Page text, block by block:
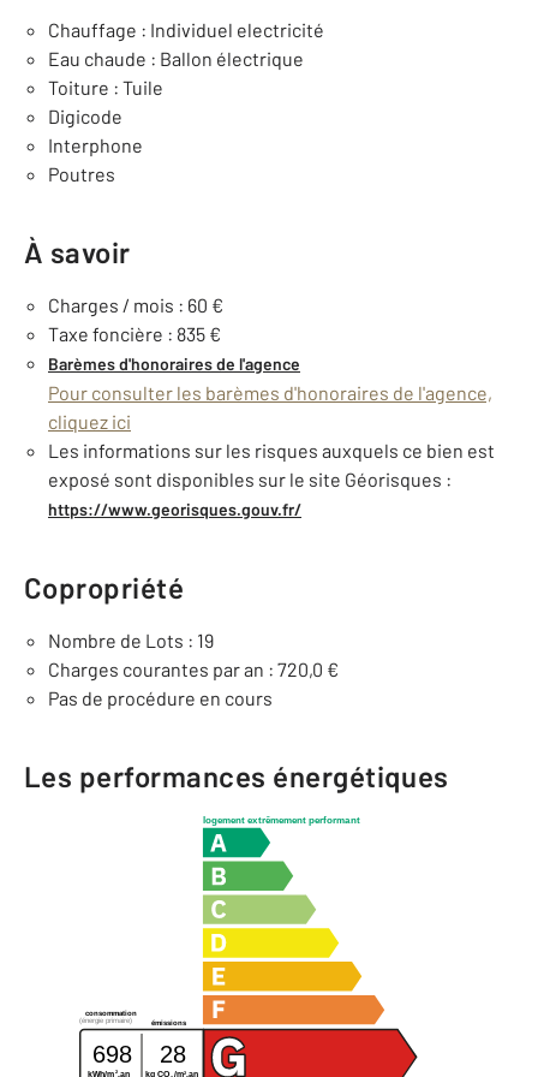
Chauffage : Individuel electricité
Eau chaude : Ballon électrique
Toiture : Tuile
Digicode
Interphone
Poutres
À savoir
Charges / mois : 60 €
Taxe foncière : 835 €
Barèmes d'honoraires de l'agence
Pour consulter les barèmes d'honoraires de l'agence,
cliquez ici
Les informations sur les risques auxquels ce bien est
exposé sont disponibles sur le site Géorisques :
https://www.georisques.gouv.fr/
Copropriété
Nombre de Lots : 19
Charges courantes par an : 720,0 €
Pas de procédure en cours
Les performances énergétiques
logement extrêmement performant
consommation
émissions
(énergie primaire)
698 28
kWh/m2.an kg CO /m2 .an